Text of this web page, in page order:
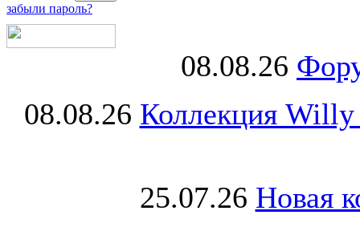
забыли пароль?
08.08.26
08.08.26 Коллекция Willy
25.07.26 Новая